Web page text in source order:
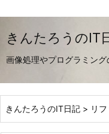
きんたろうのIT
画像処理やプログラミング
きんたろうのIT日記 > リ